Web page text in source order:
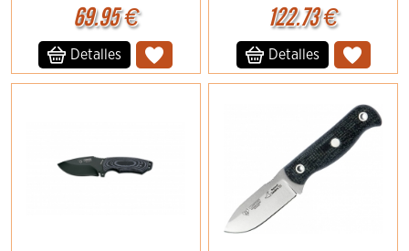
69.95€
Detalles
122.73€
Detalles